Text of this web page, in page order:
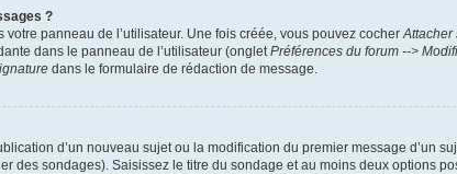
?
votre panneau de l’utilisateur. Une fois créée, vous pouvez cocherAttacher
dans le panneau de l’utilisateur (ongletPréférences du forum -->
dans le formulaire de rédaction de message.
d’un nouveau sujet ou la modification du premier message d’un
des sondages). Saisissez le titre du sondage et au moins deux options